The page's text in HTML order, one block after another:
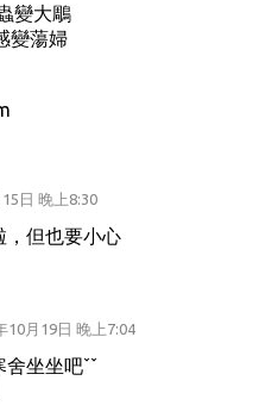
變大鵰
變蕩婦
日 晚上8:30
，但也要小心
10月19日 晚上7:04
坐坐吧ˇˇ